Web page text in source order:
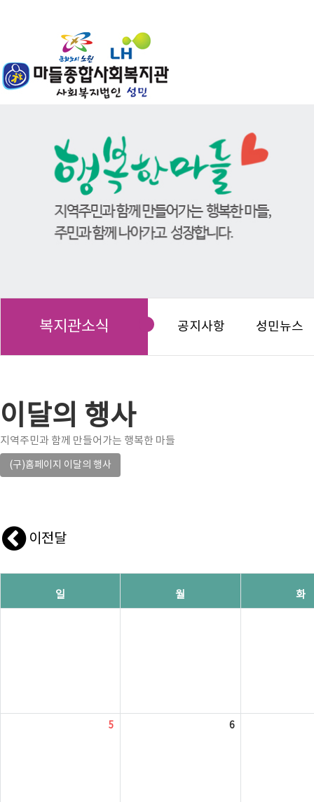
복지관소식 공지사항 성민뉴스
이달의 행사
지역주민과 함께 만들어가는 행복한 마들
(구)홈페이지 이달의 행사
이전달
일 월 화
5 6